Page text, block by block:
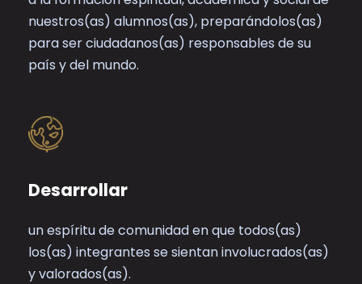
nuestros(as) alumnos(as), preparándolos(as)
para ser ciudadanos(as) responsables de su
país y del mundo.
Desarrollar
un espíritu de comunidad en que todos(as)
los(as) integrantes se sientan involucrados(as)
y valorados(as).